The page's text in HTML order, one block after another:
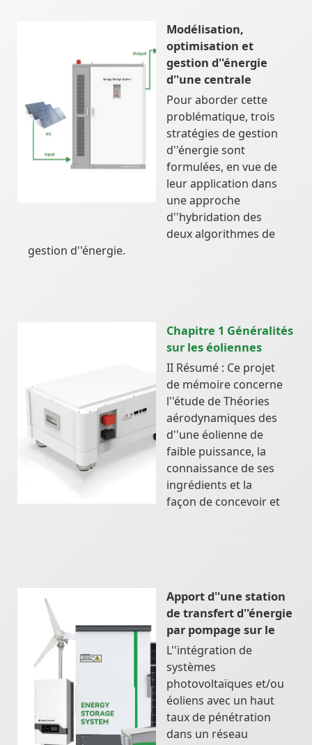
Modélisation,
optimisation et
gestion d''énergie
d''une centrale
Pour aborder cette
problématique, trois
stratégies de gestion
d''énergie sont
formulées, en vue de
leur application dans
une approche
d''hybridation des
deux algorithmes de
gestion d''énergie.
Chapitre 1 Généralités
sur les éoliennes
II Résumé : Ce projet
de mémoire concerne
l''étude de Théories
aérodynamiques des
d''une éolienne de
faible puissance, la
connaissance de ses
ingrédients et la
façon de concevoir et
Apport d''une station
de transfert d''énergie
par pompage sur le
L''intégration de
systèmes
photovoltaïques et/ou
éoliens avec un haut
taux de pénétration
dans un réseau